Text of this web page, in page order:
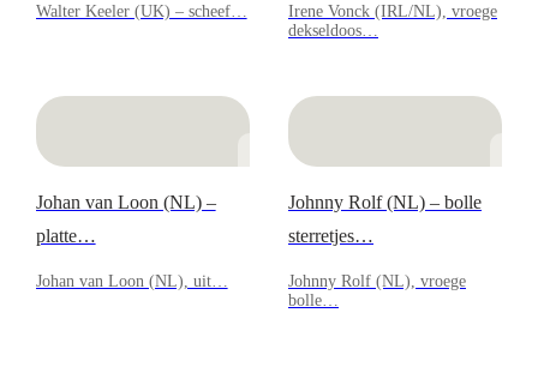
Walter Keeler (UK) – scheef…
Irene Vonck (IRL/NL), vroege
dekseldoos…
Johan van Loon (NL) –
platte…
Johan van Loon (NL), uit…
Johnny Rolf (NL) – bolle
sterretjes…
Johnny Rolf (NL), vroege
bolle…